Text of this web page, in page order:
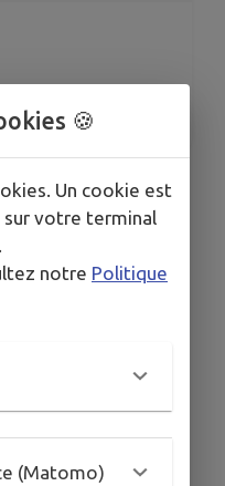
le quartier du
L’occasion de
tablées pour
De beaux
entre amis, pour
🍪
Un cookie est
votre terminal
notre Politique
(Matomo)